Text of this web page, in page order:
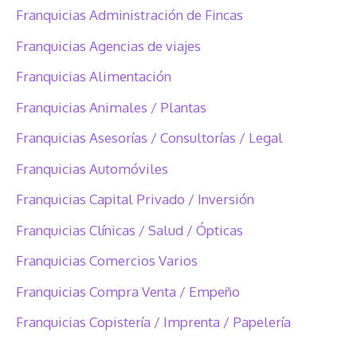
Franquicias Administración de Fincas
Franquicias Agencias de viajes
Franquicias Alimentación
Franquicias Animales / Plantas
Franquicias Asesorías / Consultorías / Legal
Franquicias Automóviles
Franquicias Capital Privado / Inversión
Franquicias Clínicas / Salud / Ópticas
Franquicias Comercios Varios
Franquicias Compra Venta / Empeño
Franquicias Copistería / Imprenta / Papelería